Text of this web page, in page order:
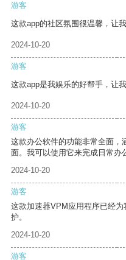
游客
这款app的社区氛围很温馨，让
2024-10-20
游客
这款app是我娱乐的好帮手，让
2024-10-20
游客
这款办公软件的功能非常全面，
面。我可以使用它来完成日常办
2024-10-20
游客
这款加速器VPM应用程序已经
护。
2024-10-20
游客